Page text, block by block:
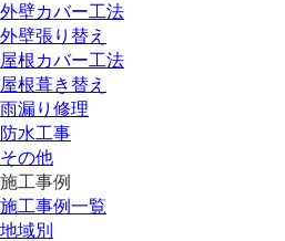
外壁カバー工法
外壁張り替え
屋根カバー工法
屋根葺き替え
雨漏り修理
防水工事
その他
施工事例
施工事例一覧
地域別